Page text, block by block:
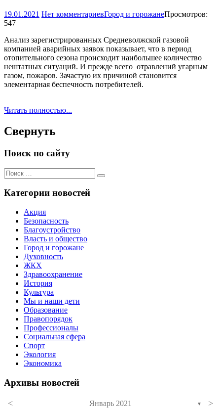
19.01.2021 Нет комментариевГород и горожанеПросмотров:
547
Анализ зарегистрированных Средневолжской газовой
компанией аварийных заявок показывает, что в период
отопительного сезона происходит наибольшее количество
нештатных ситуаций. И прежде всего ­ отравлений угарным
газом, пожаров. Зачастую их причиной становится
элементарная беспечность потребителей.
Читать полностью...
Свернуть
Поиск по сайту
Поиск
для:
Поиск
Категории новостей
Акция
Безопасность
Благоустройство
Власть и общество
Город и горожане
Духовность
ЖКХ
Здравоохранение
История
Культура
Мы и наши дети
Образование
Правопорядок
Профессионалы
Социальная сфера
Спорт
Экология
Экономика
Архивы новостей
< Январь 2021 ▼ >